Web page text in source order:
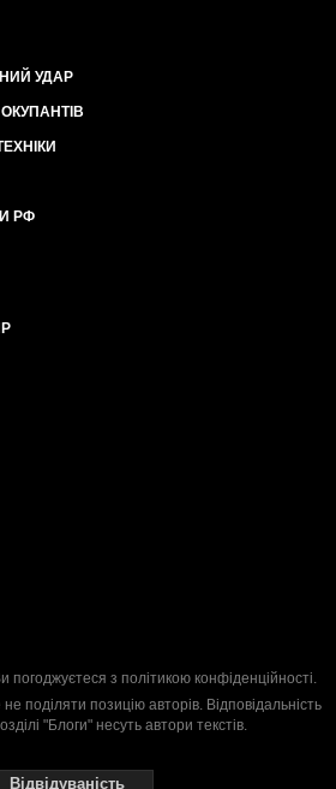
УДАР
РФ
погоджуєтеся з політикою конфіденційності.
поділяти позицію авторів. Відповідальність
"Блоги" несуть автори текстів.
Відвідуваність